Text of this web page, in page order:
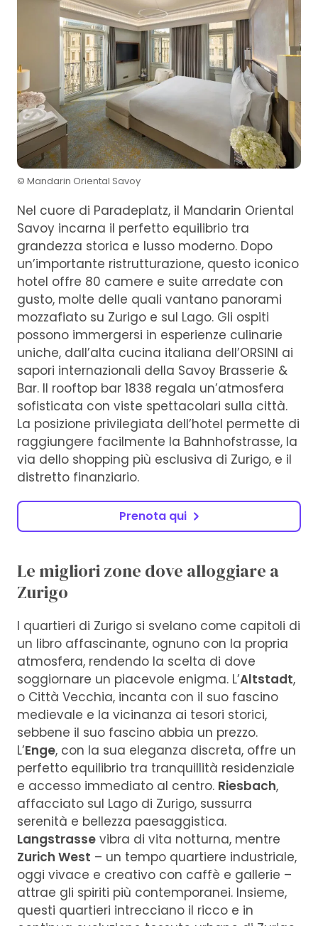
© Mandarin Oriental Savoy
Nel cuore di Paradeplatz, il Mandarin Oriental
Savoy incarna il perfetto equilibrio tra
grandezza storica e lusso moderno. Dopo
un’importante ristrutturazione, questo iconico
hotel offre 80 camere e suite arredate con
gusto, molte delle quali vantano panorami
mozzafiato su Zurigo e sul Lago. Gli ospiti
possono immergersi in esperienze culinarie
uniche, dall’alta cucina italiana dell’ORSINI ai
sapori internazionali della Savoy Brasserie &
Bar. Il rooftop bar 1838 regala un’atmosfera
sofisticata con viste spettacolari sulla città.
La posizione privilegiata dell’hotel permette di
raggiungere facilmente la Bahnhofstrasse, la
via dello shopping più esclusiva di Zurigo, e il
distretto finanziario.
Prenota qui
Le migliori zone dove alloggiare a
Zurigo
I quartieri di Zurigo si svelano come capitoli di
un libro affascinante, ognuno con la propria
atmosfera, rendendo la scelta di dove
soggiornare un piacevole enigma. L’Altstadt,
o Città Vecchia, incanta con il suo fascino
medievale e la vicinanza ai tesori storici,
sebbene il suo fascino abbia un prezzo.
L’Enge, con la sua eleganza discreta, offre un
perfetto equilibrio tra tranquillità residenziale
e accesso immediato al centro. Riesbach,
affacciato sul Lago di Zurigo, sussurra
serenità e bellezza paesaggistica.
Langstrasse vibra di vita notturna, mentre
Zurich West – un tempo quartiere industriale,
oggi vivace e creativo con caffè e gallerie –
attrae gli spiriti più contemporanei. Insieme,
questi quartieri intrecciano il ricco e in